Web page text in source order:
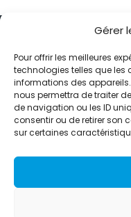
Gérer
Pour offrir les meilleures
technologies telles que les
informations des
nous permettra de traiter
de navigation ou les ID
consentir ou de retirer son
sur certaines
Alternative Média est
relations publiques basée
pilote des stratégies de
grâce à un